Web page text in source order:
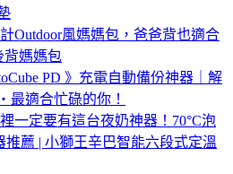
Outdoor風媽媽包，爸爸背也適合
背媽媽包
PD 》充電自動備份神器｜解
最適合忙碌的你！
一定要有這台夜奶神器！70°C泡
推薦 | 小獅王辛巴智能六段式定溫